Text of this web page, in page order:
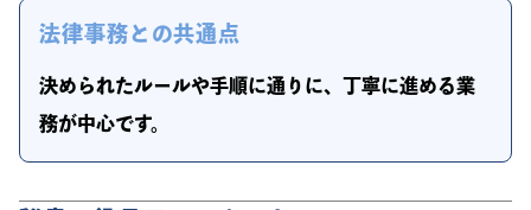
法律事務との共通点
決められたルールや手順に通りに、丁寧に進める業
務が中心です。